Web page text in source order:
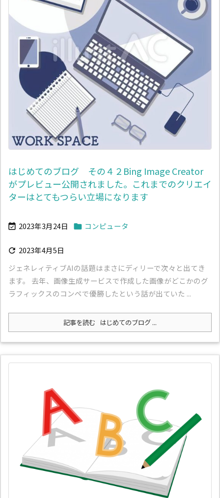
はじめてのブログ その４２Bing Image Creator
がプレビュー公開されました。これまでのクリエイ
ターはとてもつらい立場になります
 2023年3月24日  コンピュータ
 2023年4月5日
ジェネレィティブAIの話題はまさにディリーで次々と出てき
ます。 去年、画像生成サービスで作成した画像がどこかのグ
ラフィックスのコンペで優勝したという話が出ていた ...
記事を読む はじめてのブログ ...